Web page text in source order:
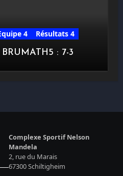
4
Résultats 4
BRUMATH5 : 7-3
Complexe Sportif Nelson
Mandela
2, rue du Marais
67300 Schiltigheim